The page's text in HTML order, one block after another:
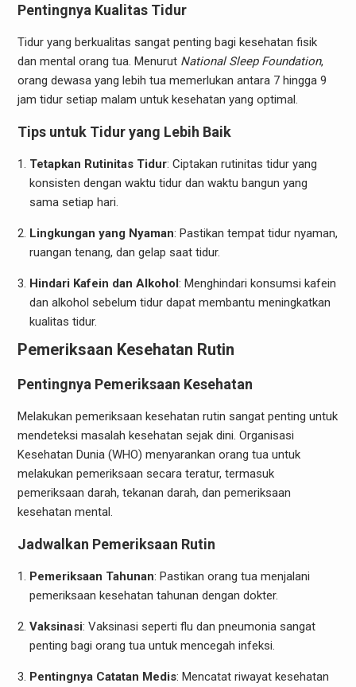
Pentingnya Kualitas Tidur
Tidur yang berkualitas sangat penting bagi kesehatan fisik
dan mental orang tua. Menurut National Sleep Foundation,
orang dewasa yang lebih tua memerlukan antara 7 hingga 9
jam tidur setiap malam untuk kesehatan yang optimal.
Tips untuk Tidur yang Lebih Baik
Tetapkan Rutinitas Tidur: Ciptakan rutinitas tidur yang
konsisten dengan waktu tidur dan waktu bangun yang
sama setiap hari.
Lingkungan yang Nyaman: Pastikan tempat tidur nyaman,
ruangan tenang, dan gelap saat tidur.
Hindari Kafein dan Alkohol: Menghindari konsumsi kafein
dan alkohol sebelum tidur dapat membantu meningkatkan
kualitas tidur.
Pemeriksaan Kesehatan Rutin
Pentingnya Pemeriksaan Kesehatan
Melakukan pemeriksaan kesehatan rutin sangat penting untuk
mendeteksi masalah kesehatan sejak dini. Organisasi
Kesehatan Dunia (WHO) menyarankan orang tua untuk
melakukan pemeriksaan secara teratur, termasuk
pemeriksaan darah, tekanan darah, dan pemeriksaan
kesehatan mental.
Jadwalkan Pemeriksaan Rutin
Pemeriksaan Tahunan: Pastikan orang tua menjalani
pemeriksaan kesehatan tahunan dengan dokter.
Vaksinasi: Vaksinasi seperti flu dan pneumonia sangat
penting bagi orang tua untuk mencegah infeksi.
Pentingnya Catatan Medis: Mencatat riwayat kesehatan